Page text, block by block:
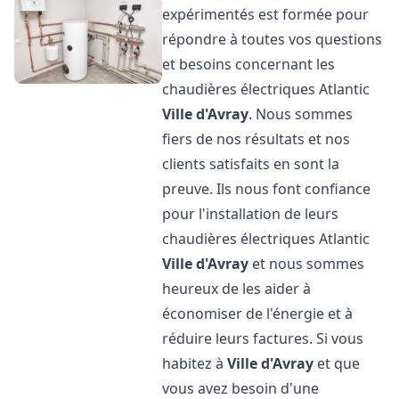
expérimentés est formée pour
répondre à toutes vos questions
et besoins concernant les
chaudières électriques Atlantic
Ville d'Avray. Nous sommes
fiers de nos résultats et nos
clients satisfaits en sont la
preuve. Ils nous font confiance
pour l'installation de leurs
chaudières électriques Atlantic
Ville d'Avray et nous sommes
heureux de les aider à
économiser de l'énergie et à
réduire leurs factures. Si vous
habitez àVille d'Avray et que
vous avez besoin d'une